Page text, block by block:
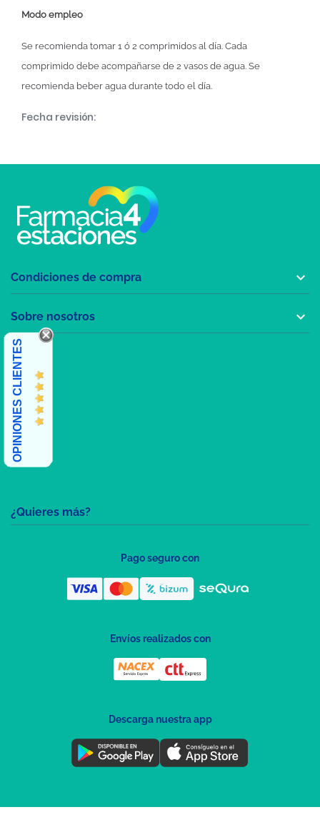
Modo empleo
Se recomienda tomar 1 ó 2 comprimidos al día. Cada
comprimido debe acompañarse de 2 vasos de agua. Se
recomienda beber agua durante todo el día.
Fecha revisión:
¿Quieres más?
Condiciones de compra 
Sobre nosotros 
OPINIONES CLIENTES
Pago seguro con
Envíos realizados con
Descarga nuestra app